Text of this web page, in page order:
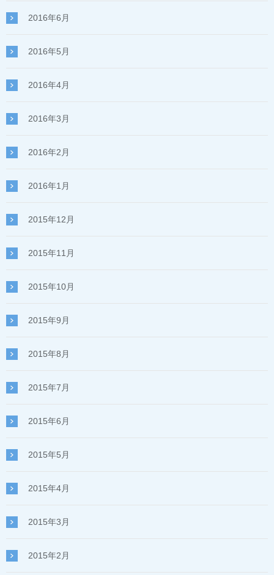
2016年6月
2016年5月
2016年4月
2016年3月
2016年2月
2016年1月
2015年12月
2015年11月
2015年10月
2015年9月
2015年8月
2015年7月
2015年6月
2015年5月
2015年4月
2015年3月
2015年2月